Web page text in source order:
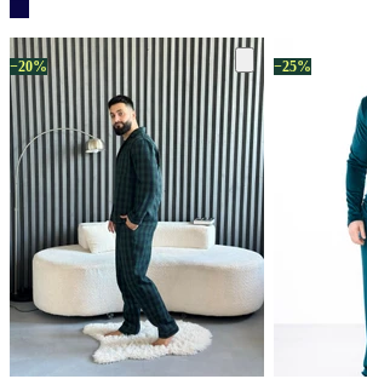
−20% −25%